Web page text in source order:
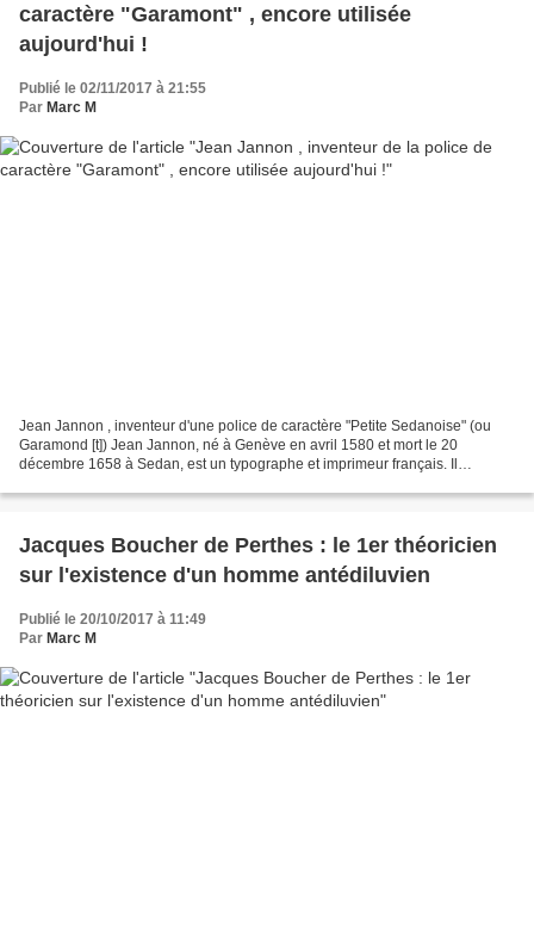
caractère "Garamont" , encore utilisée
aujourd'hui !
Publié le 02/11/2017 à 21:55
Par Marc M
Jean Jannon , inventeur d'une police de caractère "Petite Sedanoise" (ou
Garamond [t]) Jean Jannon, né à Genève en avril 1580 et mort le 20
décembre 1658 à Sedan, est un typographe et imprimeur français. Il
Jacques Boucher de Perthes : le 1er théoricien
sur l'existence d'un homme antédiluvien
Publié le 20/10/2017 à 11:49
Par Marc M